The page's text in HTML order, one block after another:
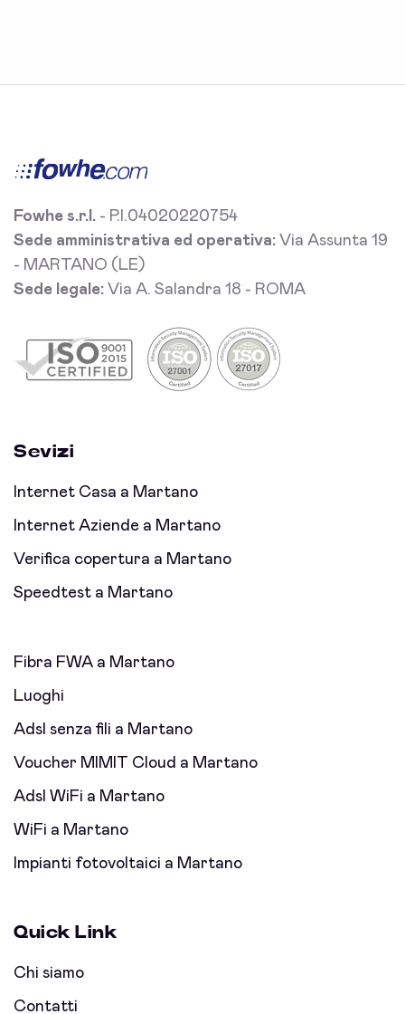
Fowhe s.r.l. - P.I.04020220754
Sede amministrativa ed operativa: Via Assunta 19
- MARTANO (LE)
Sede legale: Via A. Salandra 18 - ROMA
Sevizi
Internet Casa a Martano
Internet Aziende a Martano
Verifica copertura a Martano
Speedtest a Martano
Fibra FWA a Martano
Luoghi
Adsl senza fili a Martano
Voucher MIMIT Cloud a Martano
Adsl WiFi a Martano
WiFi a Martano
Impianti fotovoltaici a Martano
Quick Link
Chi siamo
Contatti